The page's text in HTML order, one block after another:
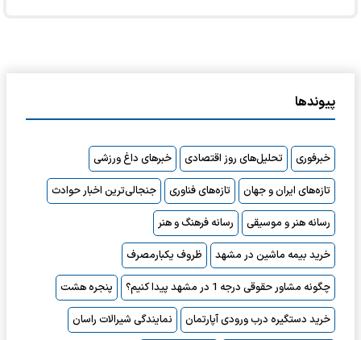
پیوندها
خبرفوری تحلیل‌های روز اقتصادی
خبرهای داغ ورزشی
تازه‌های ایران و جهان
تازه‌های فناوری
جنجالی‌ترین اخبار حوادث
رسانه هنر و موسیقی
رسانه فرهنگ و هنر
خرید بیمه ماشین در مشهد
ظروف یکبارمصرف
چگونه مشاور حقوقی درجه 1 در مشهد پیدا کنیم؟
پنجره هشت
خرید دستگیره درب ورودی آپارتمان
نمایندگی شیرالات راسان